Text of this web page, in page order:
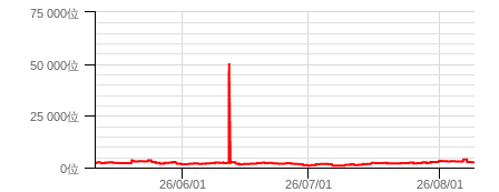
26/06/01 26/07/01 26/08/01
0位
25 000位
50 000位
75 000位